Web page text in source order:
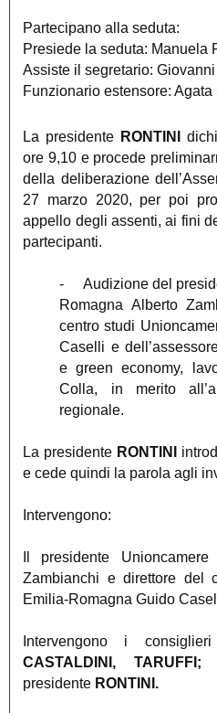
Partecipano alla seduta:
Presiede la seduta: Manuela
Assiste il segretario:
Funzionario estensore: Agata
La presidente RONTINI
ore 9,10 e procede
della deliberazione
27 marzo 2020, per poi
appello degli assenti, ai fini
partecipanti.
-
Audizione del
Romagna Alberto
centro studi
Caselli e
e green economy,
Colla, in merito
regionale.
La presidente RONTINI
e cede quindi la parola agli
Intervengono:
Il presidente
Zambianchi e direttore del
Emilia-Romagna Guido
Intervengono i
CASTALDINI,
presidente RONTINI.